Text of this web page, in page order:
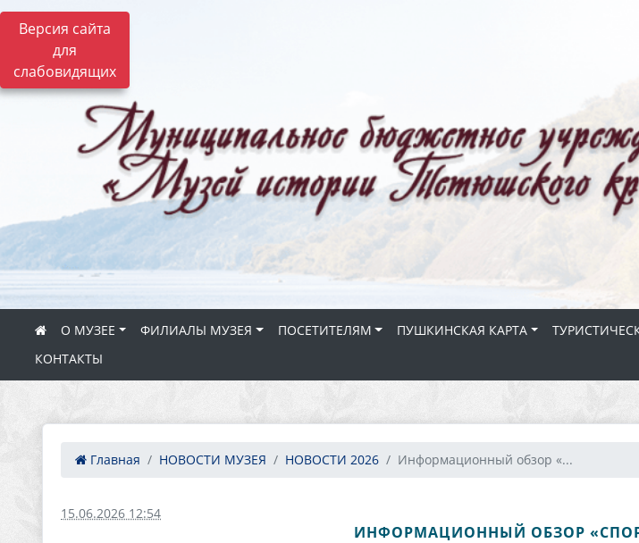
Версия сайта
для
слабовидящих
О МУЗЕЕ ФИЛИАЛЫ МУЗЕЯ ПОСЕТИТЕЛЯМ ПУШКИНСКАЯ КАРТА
КОНТАКТЫ
Главная НОВОСТИ МУЗЕЯ НОВОСТИ 2026 Информационный обзор «...
15.06.2026 12:54
ИНФОРМАЦИОННЫЙ ОБЗОР